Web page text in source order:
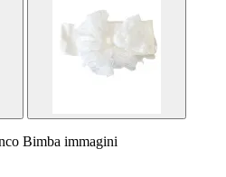
Bimba immagini